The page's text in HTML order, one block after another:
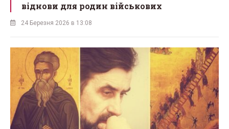
віднови для родин військових
24 Березня 2026 в 13:08